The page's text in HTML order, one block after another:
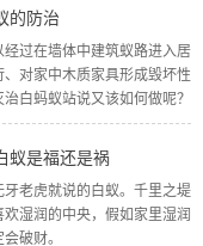
的防治
过在墙体中建筑蚁路进入居
对家中木质家具形成毁坏性
白蚂蚁站说又该如何做呢？
蚁是福还是祸
老虎就说的白蚁。千里之堤
湿润的中央，假如家里湿润
破财。